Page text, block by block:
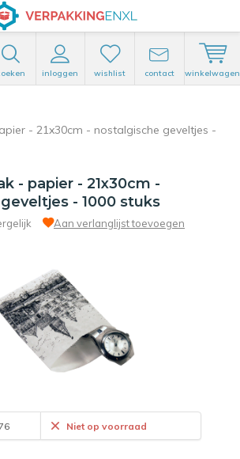
inloggen wishlist contact winkelwagen
- 21x30cm - nostalgische geveltjes -
- papier - 21x30cm -
- 1000 stuks
Aan verlanglijst toevoegen
Niet op voorraad